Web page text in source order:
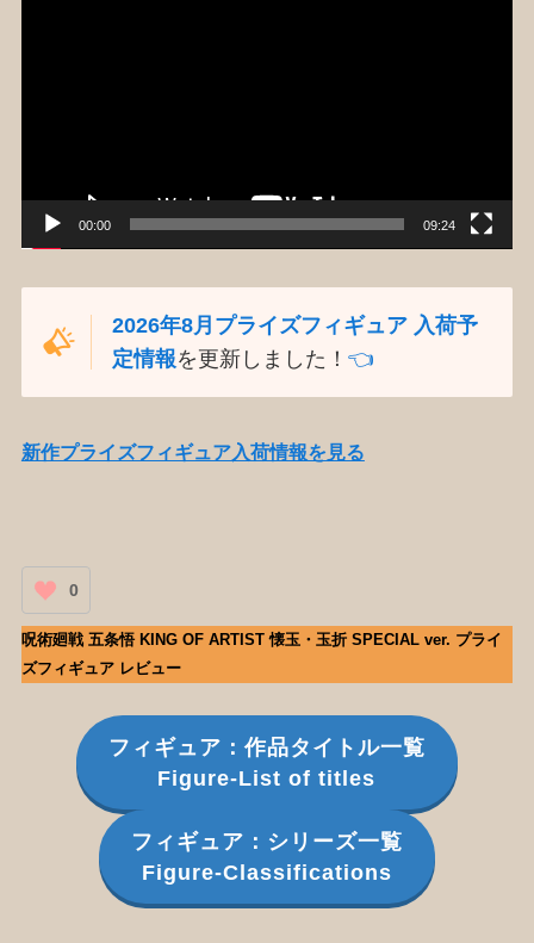
00:00 09:24
2026年8月プライズフィギュア 入荷予
定情報を更新しました！👈️
新作プライズフィギュア入荷情報を見る
0
呪術廻戦 五条悟 KING OF ARTIST 懐玉・玉折 SPECIAL ver. プライ
ズフィギュア レビュー
フィギュア：作品タイトル一覧
Figure-List of titles
フィギュア：シリーズ一覧
Figure-Classifications